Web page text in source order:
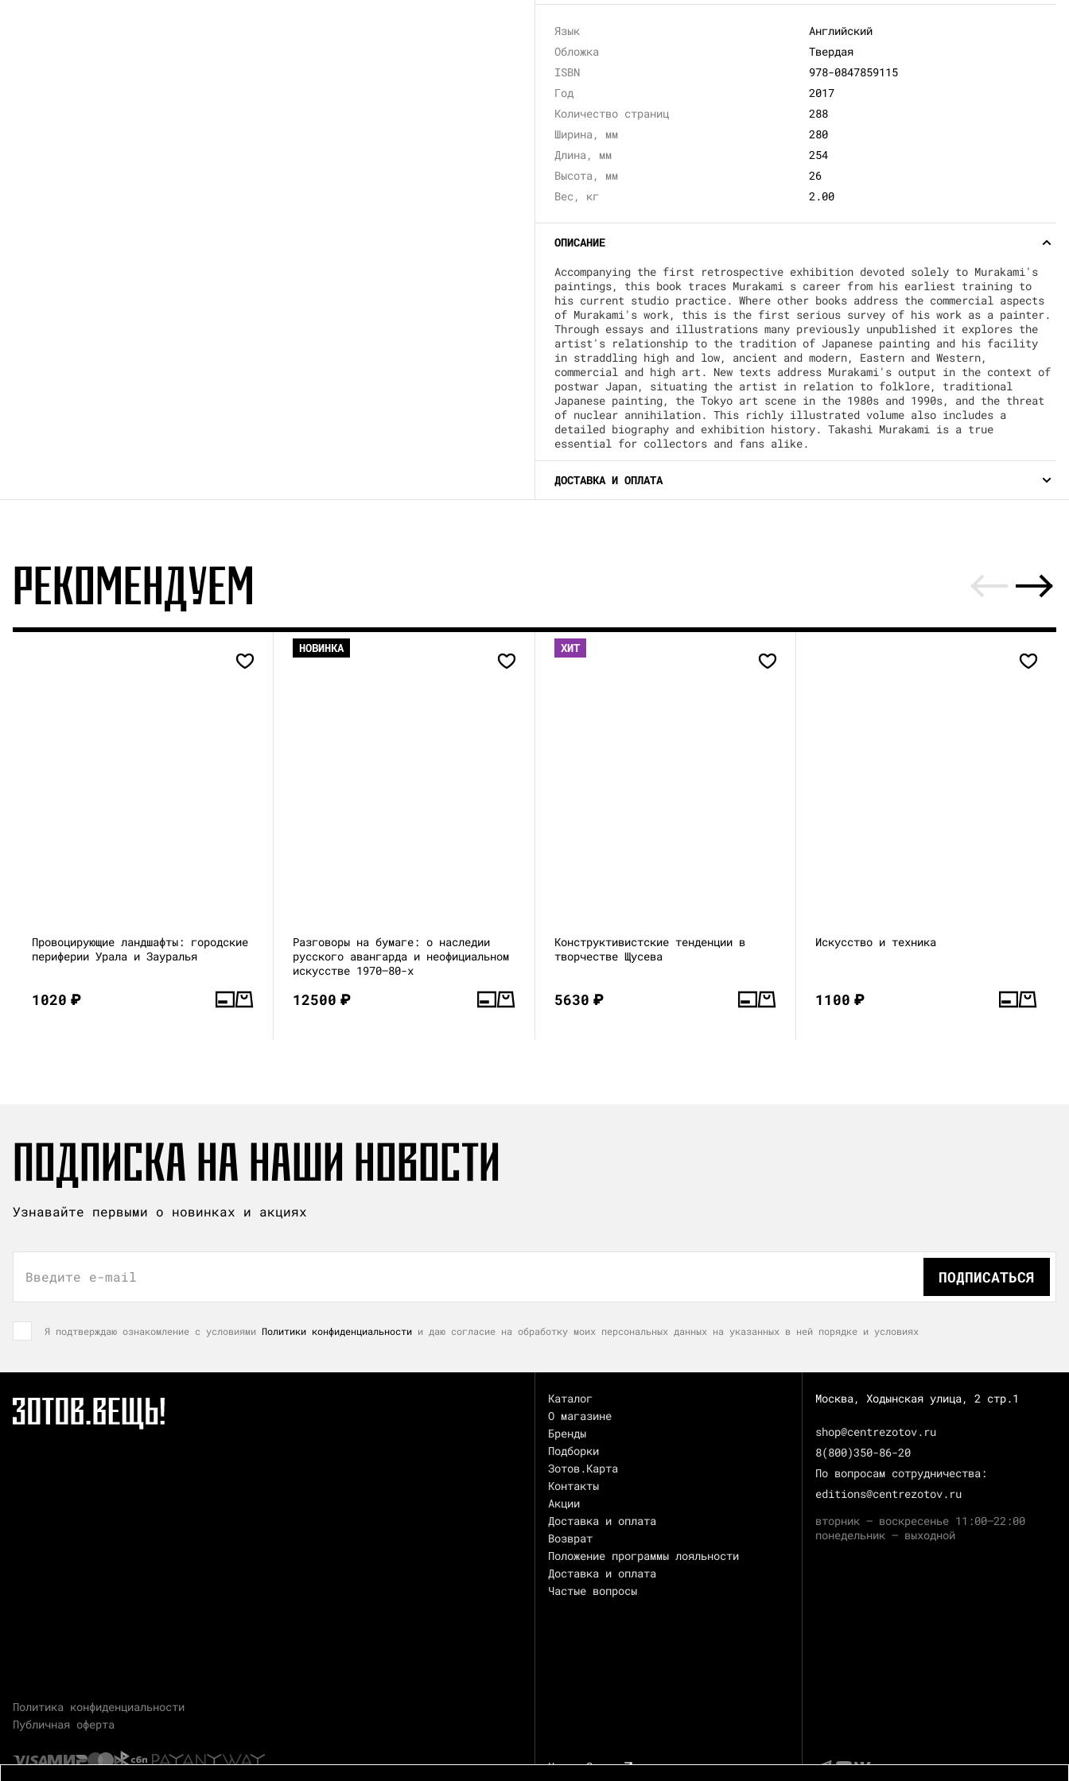
Язык
Английский
Обложка
Твердая
ISBN
978-0847859115
Год
2017
Количество страниц
288
Ширина, мм
280
Длина, мм
254
Высота, мм
26
Вес, кг
2.00
ОПИСАНИЕ
Accompanying the first retrospective exhibition devoted solely to Murakami's
paintings, this book traces Murakami s career from his earliest training to
his current studio practice. Where other books address the commercial aspects
of Murakami's work, this is the first serious survey of his work as a painter.
Through essays and illustrations many previously unpublished it explores the
artist's relationship to the tradition of Japanese painting and his facility
in straddling high and low, ancient and modern, Eastern and Western,
commercial and high art. New texts address Murakami's output in the context of
postwar Japan, situating the artist in relation to folklore, traditional
Japanese painting, the Tokyo art scene in the 1980s and 1990s, and the threat
of nuclear annihilation. This richly illustrated volume also includes a
detailed biography and exhibition history. Takashi Murakami is a true
essential for collectors and fans alike.
ДОСТАВКА И ОПЛАТА
РЕКОМЕНДУЕМ
Провоцирующие ландшафты: городские
периферии Урала и Зауралья
1020₽
НОВИНКА
Разговоры на бумаге: о наследии
русского авангарда и неофициальном
искусстве 1970–80-х
12500₽
ХИТ
Конструктивистские тенденции в
творчестве Щусева
5630₽
Искусство и техника
1100₽
ПОДПИСКА НА НАШИ НОВОСТИ
Узнавайте первыми о новинках и акциях
Введите e-mail ПОДПИСАТЬСЯ
Я подтверждаю ознакомление с условиями Политики конфиденциальности и даю согласие на обработку моих персональных данных на указанных в ней порядке и условиях
Политика конфиденциальности
Публичная оферта
Каталог
О магазине
Бренды
Подборки
Зотов.Карта
Контакты
Акции
Доставка и оплата
Возврат
Положение программы лояльности
Доставка и оплата
Частые вопросы
Центр Зотов
Москва, Ходынская улица, 2 стр.1
shop@centrezotov.ru
8(800)350-86-20
По вопросам сотрудничества:
editions@centrezotov.ru
вторник — воскресенье 11:00–22:00
понедельник — выходной